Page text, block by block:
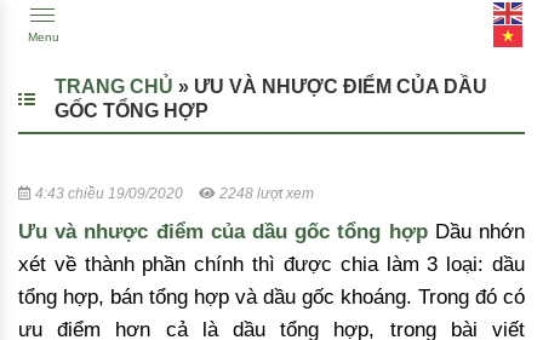
Menu
TRANG CHỦ » ƯU VÀ NHƯỢC ĐIỂM CỦA DẦU
GỐC TỔNG HỢP
4:43 chiều 19/09/2020 2248 lượt xem
Ưu và nhược điểm của dầu gốc tổng hợpDầu nhớn
xét về thành phần chính thì được chia làm 3 loại: dầu
tổng hợp, bán tổng hợp và dầu gốc khoáng. Trong đó có
ưu điểm hơn cả là dầu tổng hợp, trong bài viết